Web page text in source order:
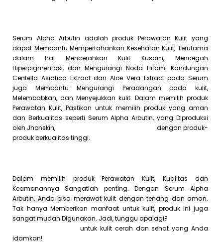
Serum Alpha Arbutin adalah produk Perawatan Kulit yang
dapat Membantu Mempertahankan Kesehatan Kulit, Terutama
dalam hal Mencerahkan Kulit Kusam, Mencegah
Hiperpigmentasi, dan Mengurangi Noda Hitam. Kandungan
Centella Asiatica Extract dan Aloe Vera Extract pada Serum
juga Membantu Mengurangi Peradangan pada kulit,
Melembabkan, dan Menyejukkan kulit. Dalam memilih produk
Perawatan Kulit, Pastikan untuk memilih produk yang aman
dan Berkualitas seperti Serum Alpha Arbutin, yang Diproduksi
oleh Jhonskin,
dengan produk-
produk berkualitas tinggi.
Dalam memilih produk Perawatan Kulit, Kualitas dan
Keamanannya Sangatlah penting. Dengan Serum Alpha
Arbutin, Anda bisa merawat kulit dengan tenang dan aman.
Tak hanya Memberikan manfaat untuk kulit, produk ini juga
sangat mudah Digunakan. Jadi, tunggu apalagi?
untuk kulit cerah dan sehat yang Anda
idamkan!